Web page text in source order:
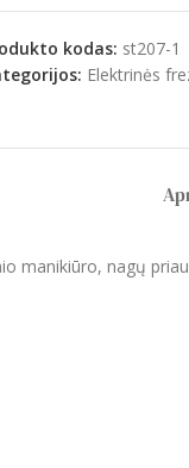
kodas: st207-1
Elektrinės
manikiūro, nagų